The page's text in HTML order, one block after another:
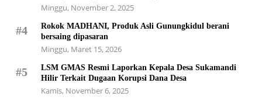
Minggu, November 2, 2025
#4
Rokok MADHANI, Produk Asli Gunungkidul berani
bersaing dipasaran
Minggu, Maret 15, 2026
#5
LSM GMAS Resmi Laporkan Kepala Desa Sukamandi
Hilir Terkait Dugaan Korupsi Dana Desa
Kamis, November 6, 2025